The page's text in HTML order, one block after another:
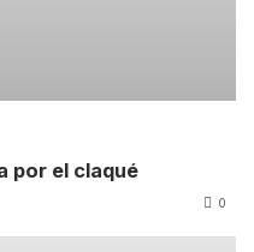
por el claqué
0